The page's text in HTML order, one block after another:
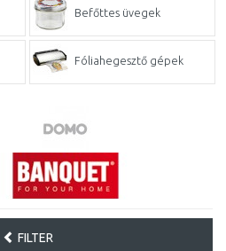
Befőttes üvegek
Fóliahegesztő gépek
FILTER